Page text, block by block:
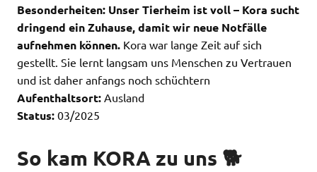
Besonderheiten: Unser Tierheim ist voll – Kora sucht
dringend ein Zuhause, damit wir neue Notfälle
aufnehmen können. Kora war lange Zeit auf sich
gestellt. Sie lernt langsam uns Menschen zu Vertrauen
und ist daher anfangs noch schüchtern
Aufenthaltsort: Ausland
Status: 03/2025
So kam KORA zu uns 🐕